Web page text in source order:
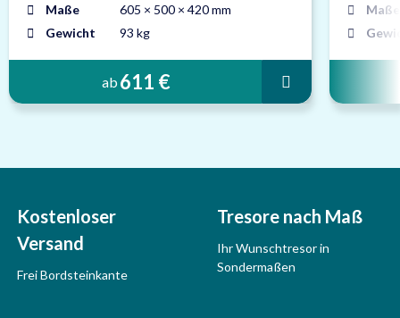
Maße
605 × 500 × 420 mm
Gewicht
93 kg
ab 611 €
Maße
Kostenloser
Versand
Frei Bordsteinkante
Tresore nach Maß
Ihr Wunschtresor in
Sondermaßen